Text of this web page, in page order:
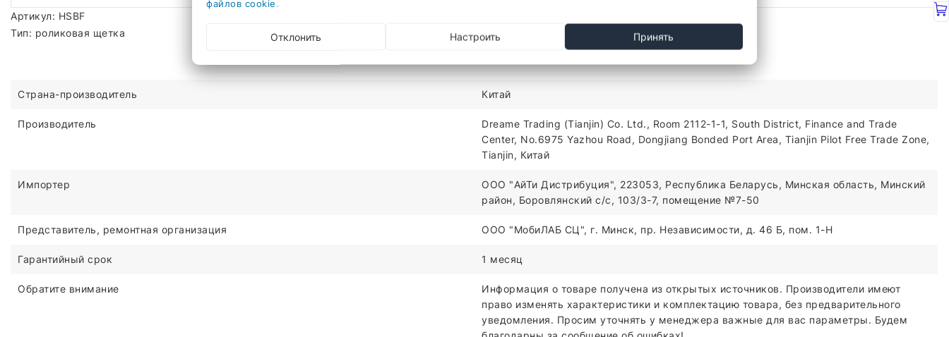
Артикул: HSBF
Тип: роликовая щетка
Страна-производитель Китай
Производитель
Dreame Trading (Tianjin) Co. Ltd., Room 2112-1-1, South District, Finance and Trade
Center, No.6975 Yazhou Road, Dongjiang Bonded Port Area, Tianjin Pilot Free Trade Zone,
Tianjin, Китай
Импортер
ООО "АйТи Дистрибуция", 223053, Республика Беларусь, Минская область, Минский
район, Боровлянский с/с, 103/3-7, помещение №7-50
Представитель, ремонтная организация ООО "МобиЛАБ СЦ", г. Минск, пр. Независимости, д. 46 Б, пом. 1-Н
Гарантийный срок 1 месяц
Обратите внимание
Информация о товаре получена из открытых источников. Производители имеют
право изменять характеристики и комплектацию товара, без предварительного
уведомления. Просим уточнять у менеджера важные для вас параметры. Будем
файлов cookie.
Отклонить Настроить Принять